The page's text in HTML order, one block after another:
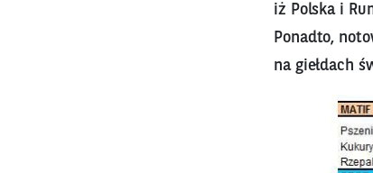
iż Polska i
Ponadto,
na giełdach